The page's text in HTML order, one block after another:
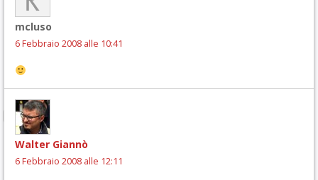
mcluso
6 Febbraio 2008 alle 10:41
Walter Giannò
6 Febbraio 2008 alle 12:11